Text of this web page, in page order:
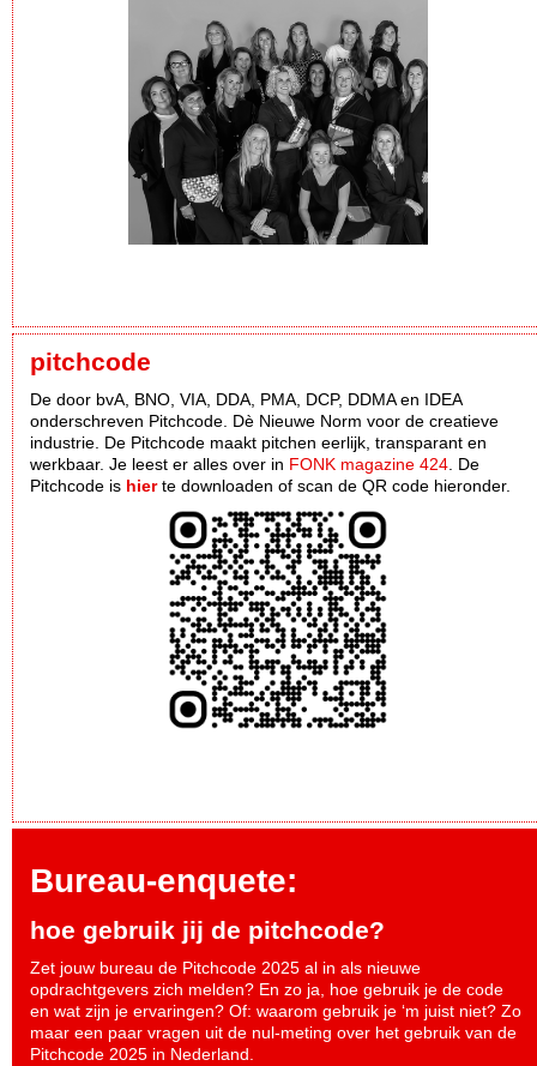
pitchcode
De door bvA, BNO, VIA, DDA, PMA, DCP, DDMA en IDEA
onderschreven Pitchcode. Dè Nieuwe Norm voor de creatieve
industrie. De Pitchcode maakt pitchen eerlijk, transparant en
werkbaar. Je leest er alles over in FONK magazine 424. De
Pitchcode is hierte downloaden of scan de QR code hieronder.
Bureau-enquete:
hoe gebruik jij de pitchcode?
Zet jouw bureau de Pitchcode 2025 al in als nieuwe
opdrachtgevers zich melden? En zo ja, hoe gebruik je de code
en wat zijn je ervaringen? Of: waarom gebruik je ‘m juist niet? Zo
maar een paar vragen uit de nul-meting over het gebruik van de
Pitchcode 2025 in Nederland.